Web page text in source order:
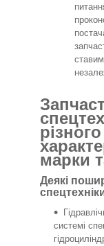
марки
Деякі
системі